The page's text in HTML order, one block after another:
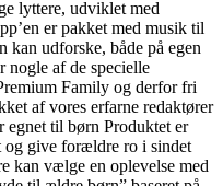
lyttere, udviklet med
er pakket med musik til
kan udforske, både på egen
nogle af de specielle
Family og derfor fri
af vores erfarne redaktører
egnet til børn Produktet er
og give forældre ro i sindet
vælge en oplevelse med